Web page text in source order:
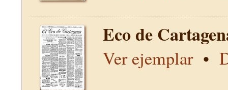
Eco de
Ver ejemplar•